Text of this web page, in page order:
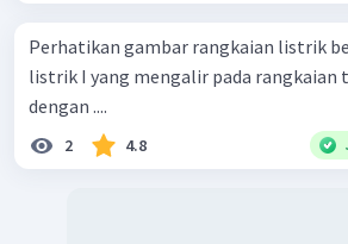
Perhatikan gambar rangkaian listrik berikut!
listrik I yang mengalir pada rangkaian
dengan ....
2 4.8